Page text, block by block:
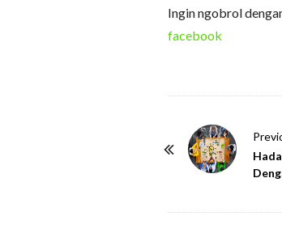
Ingin ngobrol
facebook